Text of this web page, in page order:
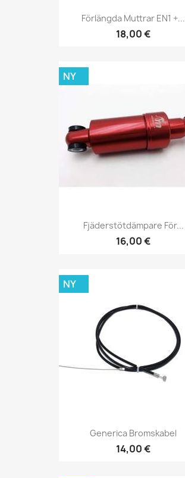
Förlängda Muttrar EN1 +...
18,00 €
Fjäderstötdämpare För...
16,00 €
NY
Generica Bromskabel
14,00 €
NY